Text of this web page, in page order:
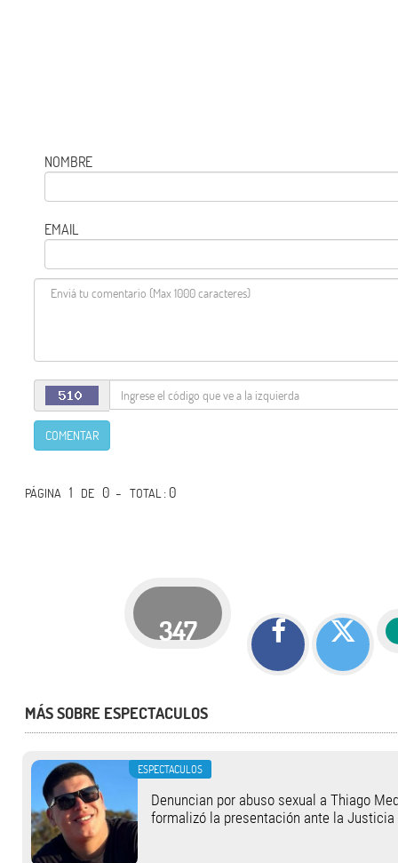
NOMBRE
EMAIL
COMENTAR
PÁGINA 1 DE 0 -TOTAL: 0
347
MÁS SOBRE ESPECTACULOS
ESPECTACULOS
Denuncian por abuso sexual a Thiago
formalizó la presentación ante la Justicia